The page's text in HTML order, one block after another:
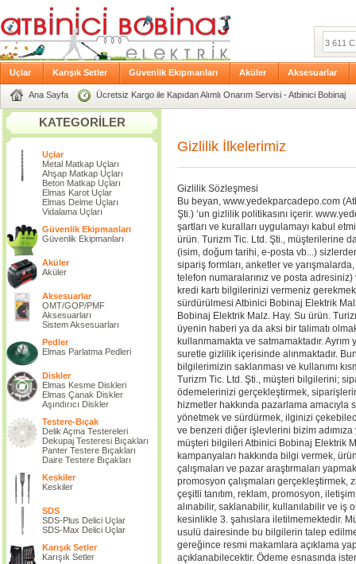
Uçlar Karışık Setler Güvenlik Ekipmanları Aküler Aksesuarlar
Ana Sayfa Ücretsiz Kargo ile Kapıdan Alımlı Onarım Servisi - Atbinici Bobinaj
KATEGORİLER
Uçlar
Metal Matkap Uçları
Ahşap Matkap Uçları
Beton Matkap Uçları
Elmas Karot Uçlar
Elmas Delme Uçları
Vidalama Uçları
Güvenlik Ekipmanları
Güvenlik Ekipmanları
Aküler
Aküler
Aksesuarlar
OMT/GOP/PMF
Aksesuarları
Sistem Aksesuarları
Pedler
Elmas Parlatma Pedleri
Diskler
Elmas Kesme Diskleri
Elmas Çanak Diskler
Aşındırıcı Diskler
Testere-Bıçak
Delik Açma Testereleri
Dekupaj Testeresi Bıçakları
Panter Testere Bıçakları
Daire Testere Bıçakları
Keskiler
Keskiler
SDS
SDS-Plus Delici Uçlar
SDS-Max Delici Uçlar
Karışık Setler
Karışık Setler
Gizlilik İlkelerimiz
Gizlilik Sözleşmesi
Bu beyan, www.yedekparcadepo.com
Şti.) ‘un gizlilik politikasını içerir.
şartları ve kuralları uygulamayı kabul
ürün. Turizm Tic. Ltd. Şti., müşterilerine
(isim, doğum tarihi, e-posta vb...)
sipariş formları, anketler ve
telefon numaralarınız ve posta
kredi kartı bilgilerinizi vermeniz
sürdürülmesi Atbinici Bobinaj Elektrik
Bobinaj Elektrik Malz. Hay. Su ürün.
üyenin haberi ya da aksi bir talimatı
kullanmamakta ve satmamaktadır.
suretle gizlilik içerisinde alınmaktadır.
bilgilerimizin saklanması ve kullanımı
Turizm Tic. Ltd. Şti., müşteri bilgilerini;
ödemelerinizi gerçekleştirmek,
hizmetler hakkında pazarlama
yönetmek ve sürdürmek, ilginizi
ve benzeri diğer işlevlerini bizim
müşteri bilgileri Atbinici Bobinaj Elektrik
kampanyaları hakkında bilgi vermek,
çalışmaları ve pazar araştırmaları
promosyon çalışmaları
çeşitli tanıtım, reklam, promosyon,
alınabilir, saklanabilir, kullanılabilir ve iş
kesinlikle 3. şahıslara iletilmemektedir.
usulü dairesinde bu bilgilerin talep
gereğince resmi makamlara açıklama
açıklanabilecektir. Ödeme esnasında